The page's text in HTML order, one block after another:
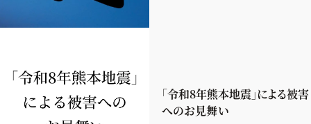
「令和8年熊本地震」による被害
へのお見舞い